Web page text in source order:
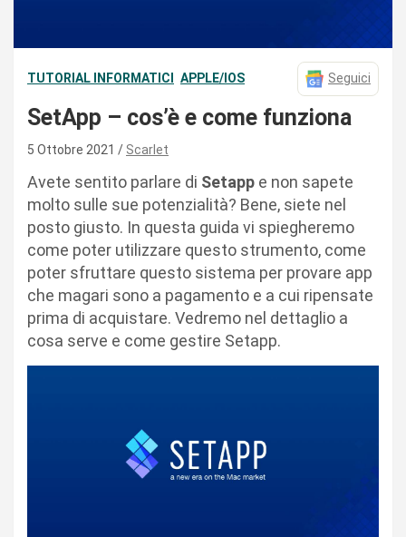
TUTORIAL INFORMATICI APPLE/IOS Seguici
SetApp – cos’è e come funziona
5 Ottobre 2021 Scarlet
Avete sentito parlare di Setapp e non sapete
molto sulle sue potenzialità? Bene, siete nel
posto giusto. In questa guida vi spiegheremo
come poter utilizzare questo strumento, come
poter sfruttare questo sistema per provare app
che magari sono a pagamento e a cui ripensate
prima di acquistare. Vedremo nel dettaglio a
cosa serve e come gestire Setapp.